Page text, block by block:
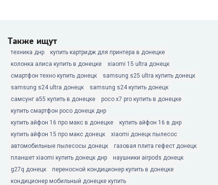
Также ищут
техника днр
купить картридж для принтера в донецке
колонка алиса купить в донецке
xiaomi 15 ultra донецк
смартфон техно купить донецк
samsung s25 ultra купить донецк
samsung s24 ultra донецк
samsung s24 купить донецк
самсунг а55 купить в донецке
poco x7 pro купить в донецке
купить смартфон poco донецк днр
купить айфон 16 про макс в донецке
купить айфон 16 в днр
купить айфон 15 про макс донецк
xiaomi донецк пылесос
автомобильные пылесосы донецк
газовая плита гефест донецк
планшет xiaomi купить донецк днр
наушники airpods донецк
g27q донецк
переносной кондиционер купить в донецке
кондиционер мобильный донецке купить